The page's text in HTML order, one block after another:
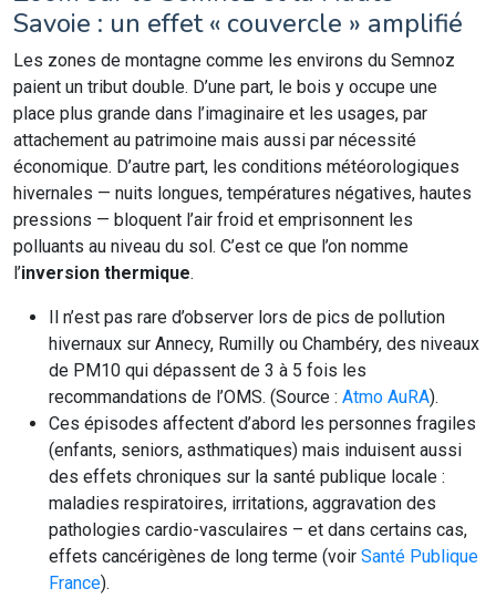
Savoie : un effet « couvercle » amplifié
Les zones de montagne comme les environs du Semnoz
paient un tribut double. D’une part, le bois y occupe une
place plus grande dans l’imaginaire et les usages, par
attachement au patrimoine mais aussi par nécessité
économique. D’autre part, les conditions météorologiques
hivernales — nuits longues, températures négatives, hautes
pressions — bloquent l’air froid et emprisonnent les
polluants au niveau du sol. C’est ce que l’on nomme
l’inversion thermique.
Il n’est pas rare d’observer lors de pics de pollution
hivernaux sur Annecy, Rumilly ou Chambéry, des niveaux
de PM10 qui dépassent de 3 à 5 fois les
recommandations de l’OMS. (Source : Atmo AuRA).
Ces épisodes affectent d’abord les personnes fragiles
(enfants, seniors, asthmatiques) mais induisent aussi
des effets chroniques sur la santé publique locale :
maladies respiratoires, irritations, aggravation des
pathologies cardio-vasculaires – et dans certains cas,
effets cancérigènes de long terme (voir Santé Publique
France).